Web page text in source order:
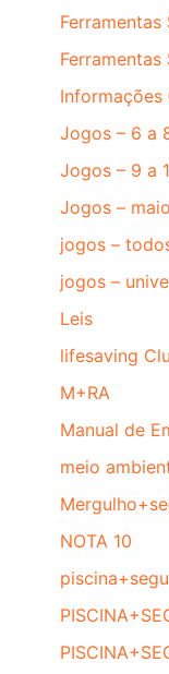
Ferramentas
Informações
Jogos – 6 a
Jogos – 9 a
Jogos –
jogos –
jogos –
Leis
lifesaving
M+RA
Manual de
meio
NOTA 10